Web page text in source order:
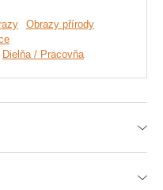
každý:
:) Pro zavěšení
Obrazy přírody
Dielňa / Pracovňa